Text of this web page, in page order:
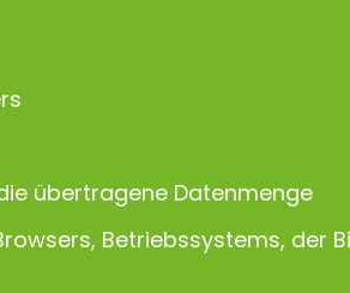
übertragene Datenmenge
Betriebssystems, der